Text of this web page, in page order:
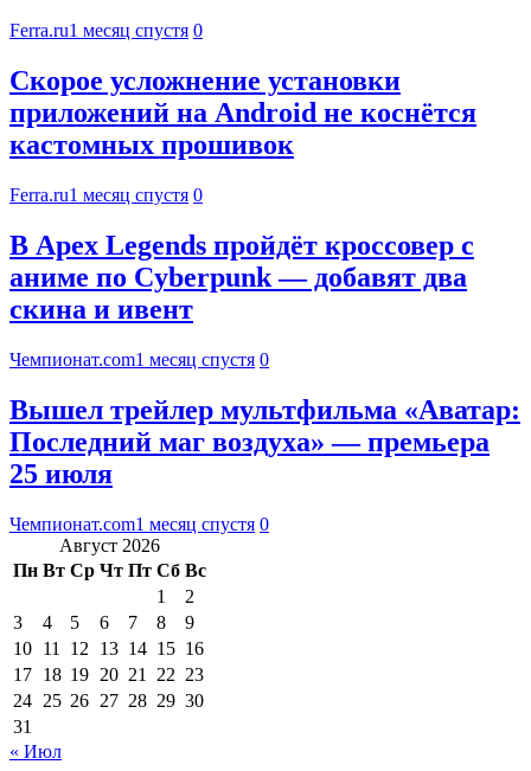
Ferra.ru1 месяц спустя 0
Скорое усложнение установки
приложений на Android не коснётся
кастомных прошивок
Ferra.ru1 месяц спустя 0
В Apex Legends пройдёт кроссовер с
аниме по Cyberpunk — добавят два
скина и ивент
Чемпионат.com1 месяц спустя 0
Вышел трейлер мультфильма «Аватар:
Последний маг воздуха» — премьера
25 июля
Чемпионат.com1 месяц спустя 0
Август 2026
Пн Вт Ср Чт Пт Сб Вс
1
2
3
4 5 6 7 8
9
10 11 12 13 14 15 16
17 18 19 20 21 22 23
24 25 26 27 28 29 30
31
« Июл